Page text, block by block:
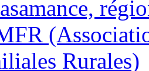
Rurales)